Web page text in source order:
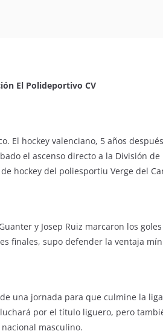
El Polideportivo CV
El hockey valenciano, 5 años
el ascenso directo a la División
hockey del poliesportiu Verge del
y Josep Ruiz marcaron los
finales, supo defender la ventaja
una jornada para que culmine la
por el título liguero, pero
nacional masculino.